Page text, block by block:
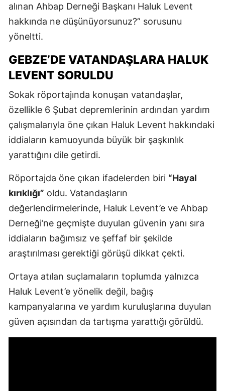
alınan Ahbap Derneği Başkanı Haluk Levent
hakkında ne düşünüyorsunuz?” sorusunu
yöneltti.
GEBZE’DE VATANDAŞLARA HALUK
LEVENT SORULDU
Sokak röportajında konuşan vatandaşlar,
özellikle 6 Şubat depremlerinin ardından yardım
çalışmalarıyla öne çıkan Haluk Levent hakkındaki
iddiaların kamuoyunda büyük bir şaşkınlık
yarattığını dile getirdi.
Röportajda öne çıkan ifadelerden biri “Hayal
kırıklığı” oldu. Vatandaşların
değerlendirmelerinde, Haluk Levent’e ve Ahbap
Derneği’ne geçmişte duyulan güvenin yanı sıra
iddiaların bağımsız ve şeffaf bir şekilde
araştırılması gerektiği görüşü dikkat çekti.
Ortaya atılan suçlamaların toplumda yalnızca
Haluk Levent’e yönelik değil, bağış
kampanyalarına ve yardım kuruluşlarına duyulan
güven açısından da tartışma yarattığı görüldü.